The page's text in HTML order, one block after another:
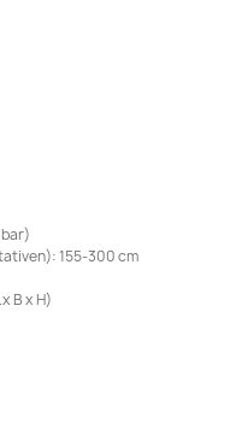
155-300 cm
B x H)